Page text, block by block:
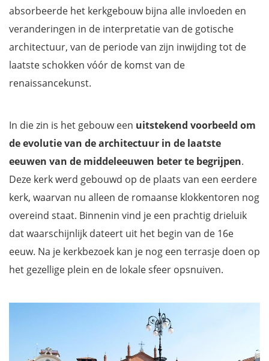
absorbeerde het kerkgebouw bijna alle invloeden en
veranderingen in de interpretatie van de gotische
architectuur, van de periode van zijn inwijding tot de
laatste schokken vóór de komst van de
renaissancekunst.
In die zin is het gebouw een uitstekend voorbeeld om
de evolutie van de architectuur in de laatste
eeuwen van de middeleeuwen beter te begrijpen.
Deze kerk werd gebouwd op de plaats van een eerdere
kerk, waarvan nu alleen de romaanse klokkentoren nog
overeind staat. Binnenin vind je een prachtig drieluik
dat waarschijnlijk dateert uit het begin van de 16e
eeuw. Na je kerkbezoek kan je nog een terrasje doen op
het gezellige plein en de lokale sfeer opsnuiven.